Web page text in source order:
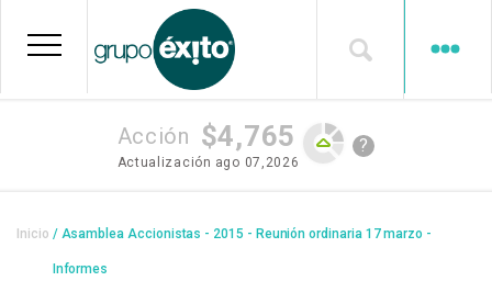
contenido
Acción $4,765
Actualización ago 07,2026
?
Sobrescribir
enlaces
Inicio Asamblea Accionistas - 2015 - Reunión ordinaria 17 marzo -
Informes